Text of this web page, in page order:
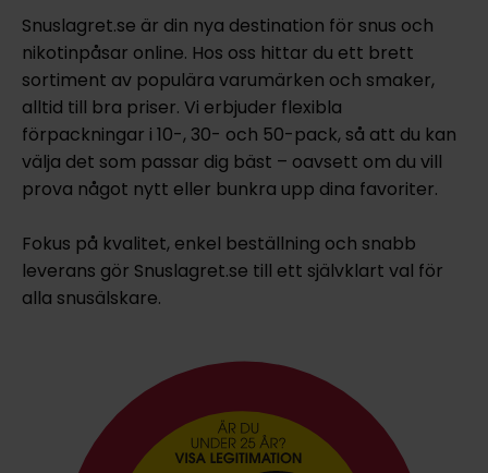
Snuslagret.se är din nya destination för snus och
nikotinpåsar online. Hos oss hittar du ett brett
sortiment av populära varumärken och smaker,
alltid till bra priser. Vi erbjuder flexibla
förpackningar i 10-, 30- och 50-pack, så att du kan
välja det som passar dig bäst – oavsett om du vill
prova något nytt eller bunkra upp dina favoriter.
Fokus på kvalitet, enkel beställning och snabb
leverans gör Snuslagret.se till ett självklart val för
alla snusälskare.